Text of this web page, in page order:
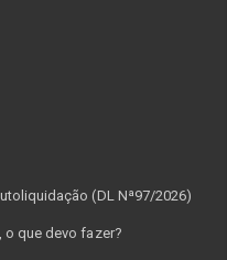
(DL Nª97/2026)
o que devo fazer?